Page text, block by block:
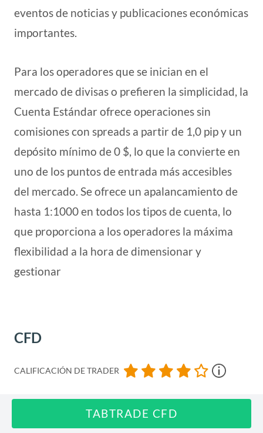
eventos de noticias y publicaciones económicas
importantes.
Para los operadores que se inician en el
mercado de divisas o prefieren la simplicidad, la
Cuenta Estándar ofrece operaciones sin
comisiones con spreads a partir de 1,0 pip y un
depósito mínimo de 0 $, lo que la convierte en
uno de los puntos de entrada más accesibles
del mercado. Se ofrece un apalancamiento de
hasta 1:1000 en todos los tipos de cuenta, lo
que proporciona a los operadores la máxima
flexibilidad a la hora de dimensionar y
gestionar
CFD
CALIFICACIÓN DE TRADER
TABTRADE CFD